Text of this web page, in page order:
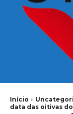
Início
data das oitivas